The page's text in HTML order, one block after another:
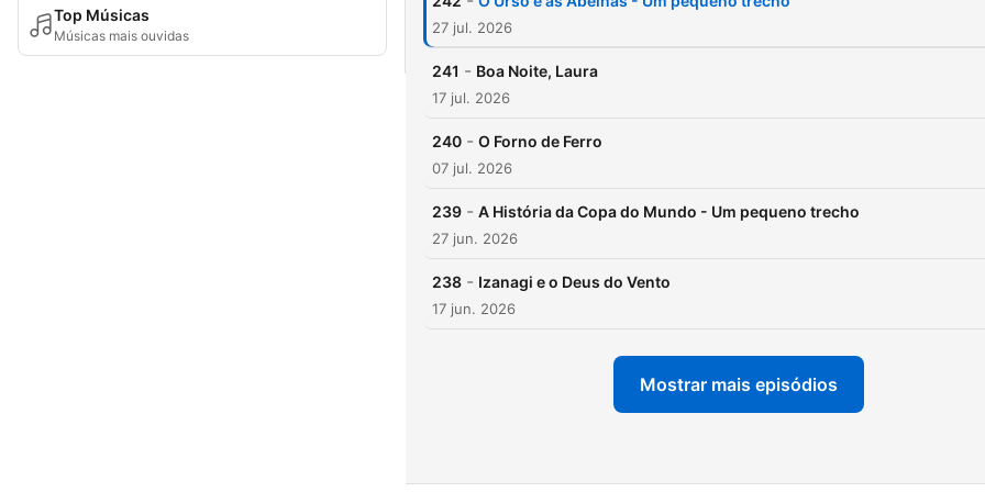
Top Músicas
Músicas mais ouvidas
https://
27 jul. 2026
241 - Boa Noite, Laura
17 jul. 2026
240 - O Forno de Ferro
07 jul. 2026
239 - A História da Copa do Mundo - Um pequeno trecho
27 jun. 2026
238 - Izanagi e o Deus do Vento
17 jun. 2026
Mostrar mais episódios